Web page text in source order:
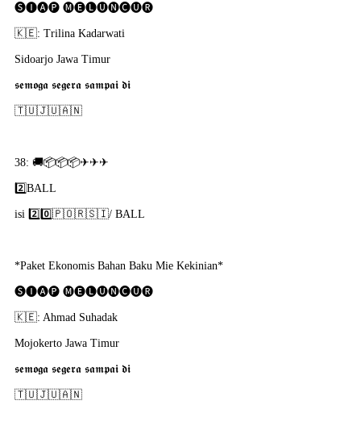
🅢🅘🅐🅟 🅜🅔🅛🅤🅝🅒🅤🅡
🇰​🇪: Trilina Kadarwati
Sidoarjo Jawa Timur
𝖘𝖊𝖒𝖔𝖌𝖆 𝖘𝖊𝖌𝖊𝖗𝖆 𝖘𝖆𝖒𝖕𝖆𝖎 𝖉𝖎
🇹​🇺​🇯​🇺​🇦​🇳​
38: 🚚📦📦📦✈✈✈
2️⃣BALL
isi 2️⃣0️⃣🇵​🇴​🇷​🇸​🇮​/ BALL
*Paket Ekonomis Bahan Baku Mie Kekinian*
🅢🅘🅐🅟 🅜🅔🅛🅤🅝🅒🅤🅡
🇰​🇪: Ahmad Suhadak
Mojokerto Jawa Timur
𝖘𝖊𝖒𝖔𝖌𝖆 𝖘𝖊𝖌𝖊𝖗𝖆 𝖘𝖆𝖒𝖕𝖆𝖎 𝖉𝖎
🇹​🇺​🇯​🇺​🇦​🇳​